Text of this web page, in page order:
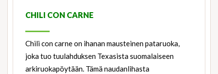
CHILI CON CARNE
Chili con carne on ihanan mausteinen pataruoka,
joka tuo tuulahduksen Texasista suomalaiseen
arkiruokapöytään. Tämä naudanlihasta